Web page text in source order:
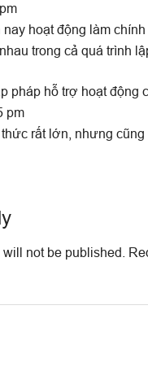
hoạt động làm
trong cả quá trình
pháp hỗ trợ hoạt động
pm
rất lớn, nhưng
not be published.